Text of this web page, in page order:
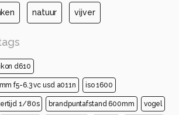
natuur vijver
d610
f5-6.3 vc usd a011n iso 1600
1/80s brandpuntafstand 600mm vogel